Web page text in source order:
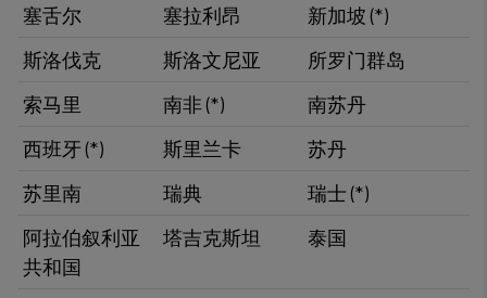
塞舌尔
塞拉利昂
新加坡 (*)​
斯洛伐克
斯洛文尼亚
所罗门群岛
索马里
​南非 (*)
南苏丹
​西班牙 (*)
斯里兰卡
​苏丹
苏里南
瑞典
​瑞士 (*)
阿拉伯叙利亚
共和国
塔吉克斯坦 泰国